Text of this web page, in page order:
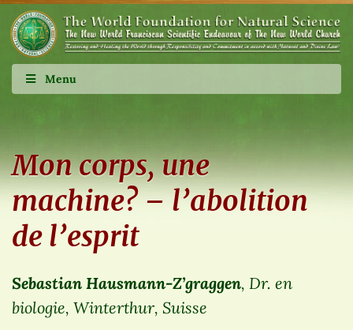
Menu
Mon corps, une
machine? – l’abolition
de l’esprit
Sebastian Hausmann-Z’graggen, Dr. en
biologie, Winterthur, Suisse